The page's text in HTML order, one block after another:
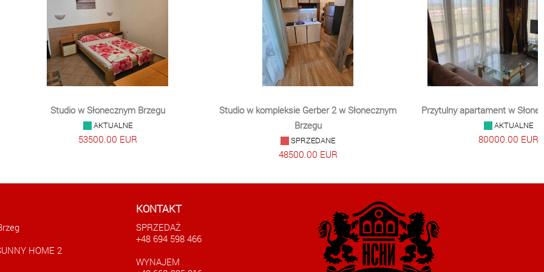
Studio w kompleksie Gerber 2 w Słonecznym
Brzegu
SPRZEDANE
Przytulny apartament w Słonecznym Brzegu
AKTUALNE
80000.00 EUR
Dwupokojowy
58500.00
HOME 2
KONTAKT
SPRZEDAŻ
+48 694 598 466
WYNAJEM